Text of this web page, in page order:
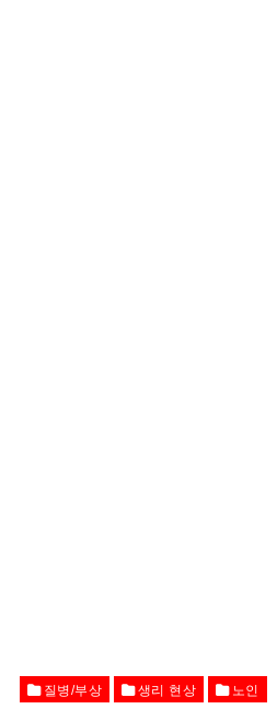
질병/부상 생리 현상 노인